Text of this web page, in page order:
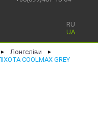
RU
UA
► Лонгсліви ►
COOLMAX GREY